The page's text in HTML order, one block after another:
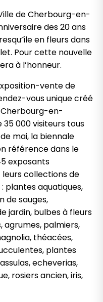
de Cherbourg-en-
des 20 ans
en fleurs dans
Pour cette nouvelle
à l’honneur.
vente de
vous unique créé
Cherbourg-en-
000 visiteurs tous
mai, la biennale
référence dans le
exposants
collections de
plantes aquatiques,
de sauges,
jardin, bulbes à fleurs
agrumes, palmiers,
théacées,
plantes
echeverias,
rosiers ancien, iris,